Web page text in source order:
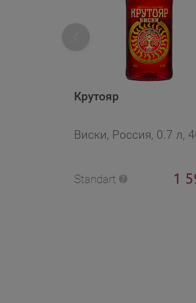
Крутояр
Виски, Россия, 0.7 л,
Standart 1